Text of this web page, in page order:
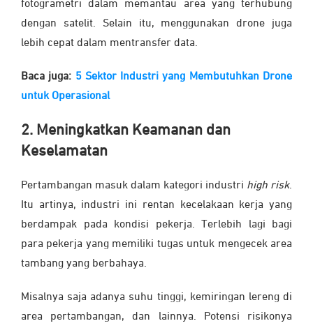
fotogrametri dalam memantau area yang terhubung
dengan satelit. Selain itu, menggunakan drone juga
lebih cepat dalam mentransfer data.
Baca juga: 5 Sektor Industri yang Membutuhkan Drone
untuk Operasional
2. Meningkatkan Keamanan dan
Keselamatan
Pertambangan masuk dalam kategori industri high risk.
Itu artinya, industri ini rentan kecelakaan kerja yang
berdampak pada kondisi pekerja. Terlebih lagi bagi
para pekerja yang memiliki tugas untuk mengecek area
tambang yang berbahaya.
Misalnya saja adanya suhu tinggi, kemiringan lereng di
area pertambangan, dan lainnya. Potensi risikonya